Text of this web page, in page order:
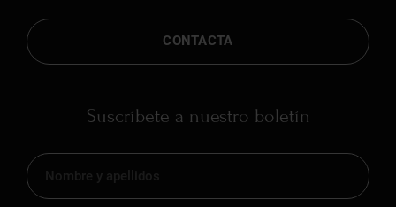
CONTACTA
Suscríbete a nuestro boletín